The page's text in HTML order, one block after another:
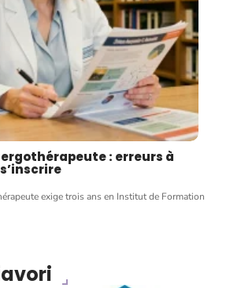
: erreurs à
exige trois ans en Institut de Formation